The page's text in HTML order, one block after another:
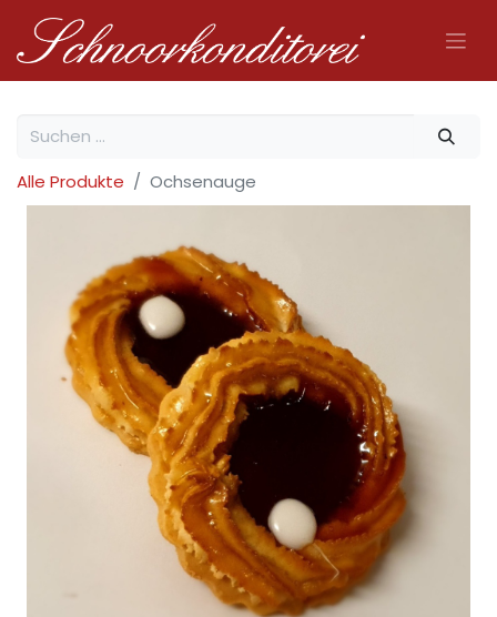
Alle Produkte Ochsenauge